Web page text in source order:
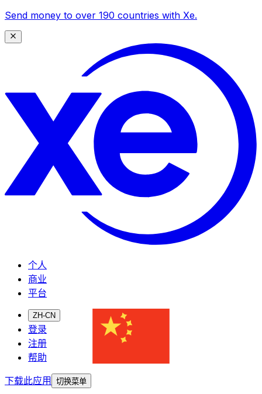
Send money to over 190 countries with Xe.
个人
商业
平台
ZH-CN
登录
注册
帮助
下载此应用
切换菜单